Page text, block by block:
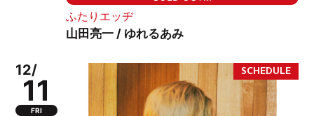
ふたりエッヂ
山田亮一 / ゆれるあみ
12/
11
FRI